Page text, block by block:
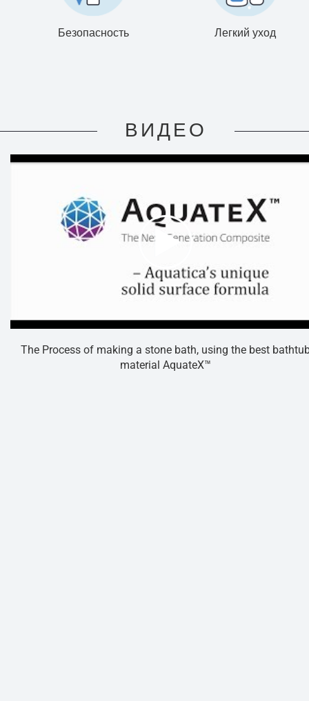
Безопасность Легкий уход
ВИДЕО
The Process of making a stone bath, using the best
material AquateX™